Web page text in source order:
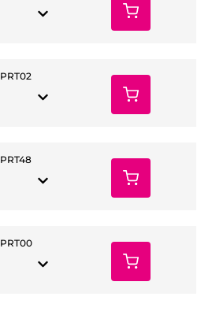
PRT02
PRT48
PRT00